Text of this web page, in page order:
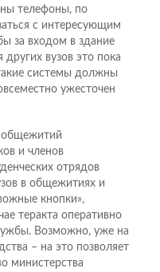
телефоны, по
с интересующим
за входом в здание
вузов это пока
системы должны
ужесточен
общежитий
и членов
отрядов
в общежитиях и
кнопки»,
теракта оперативно
Возможно, уже на
– на это позволяет
министерства